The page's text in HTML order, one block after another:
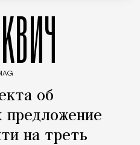
об
предложение
на треть